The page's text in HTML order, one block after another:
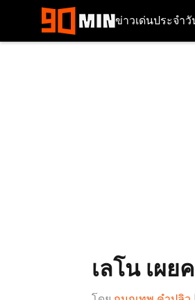
ข่าวเด่นประจำ
เลโน เผ